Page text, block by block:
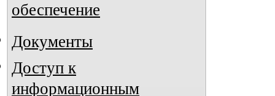
обеспечение
Документы
Доступ к